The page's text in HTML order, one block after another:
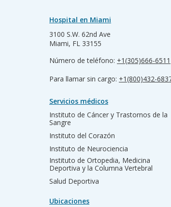
Hospital en Miami
3100 S.W. 62nd Ave
Miami, FL 33155
Número de teléfono: +1(305)666-6511
Para llamar sin cargo: +1(800)432-
Servicios médicos
Instituto de Cáncer y Trastornos de la
Sangre
Instituto del Corazón
Instituto de Neurociencia
Instituto de Ortopedia, Medicina
Deportiva y la Columna Vertebral
Salud Deportiva
Ubicaciones